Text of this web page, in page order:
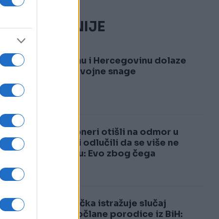
NAJČITANIJE
1
U Bosnu i Hercegovinu dolaze
velike vojne snage
2
Penzioneri otišli na odmor u
Italiju i odlučili da se više ne
vraćaju: Evo zbog čega
Njemačka istražuje slučaj
desetočlane porodice iz BiH: